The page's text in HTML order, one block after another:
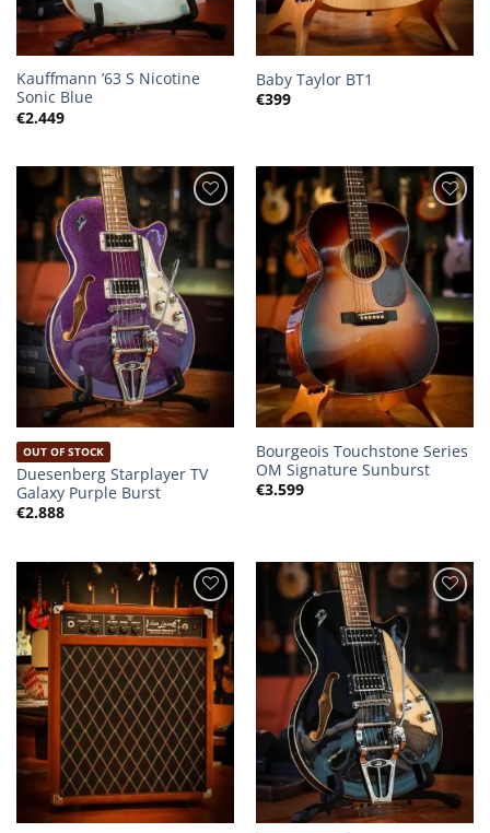
Kauffmann ’63 S Nicotine
Sonic Blue
€2.449
Baby Taylor BT1
€399
OUT OF STOCK
Duesenberg Starplayer TV
Galaxy Purple Burst
€2.888
Bourgeois Touchstone Series
OM Signature Sunburst
€3.599